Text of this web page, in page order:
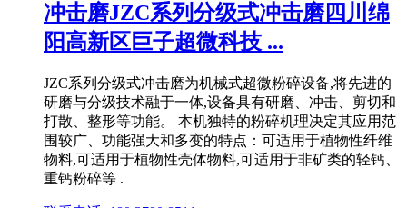
冲击磨JZC系列分级式冲击磨四川绵
阳高新区巨子超微科技 ...
JZC系列分级式冲击磨为机械式超微粉碎设备,将先进的
研磨与分级技术融于一体,设备具有研磨、冲击、剪切和
打散、整形等功能。 本机独特的粉碎机理决定其应用范
围较广、功能强大和多变的特点：可适用于植物性纤维
物料,可适用于植物性壳体物料,可适用于非矿类的轻钙、
重钙粉碎等 .